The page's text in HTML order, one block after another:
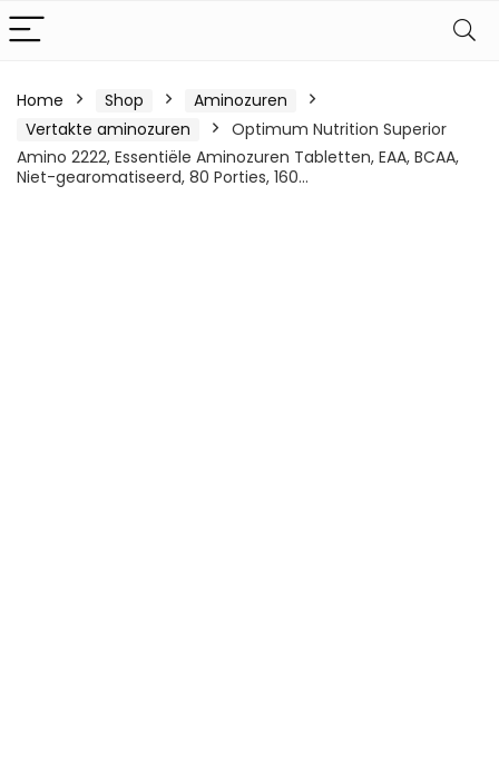
Home Shop
Aminozuren
Vertakte aminozuren
Optimum Nutrition Superior
Amino 2222, Essentiële Aminozuren Tabletten, EAA, BCAA,
Niet-gearomatiseerd, 80 Porties, 160…